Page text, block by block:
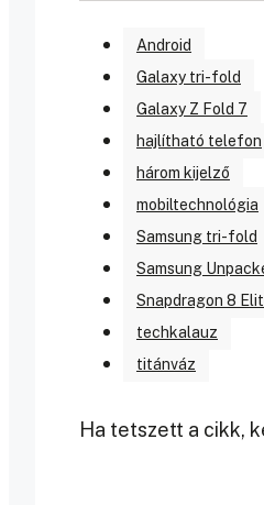
Android
Galaxy tri-fold
Galaxy Z Fold 7
hajlítható telefon
három kijelző
mobiltechnológia
Samsung tri-fold
Samsung
Snapdragon 8
techkalauz
titánváz
Ha tetszett a cikk,